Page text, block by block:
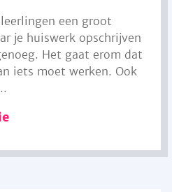
een groot
je huiswerk opschrijven
Het gaat erom dat
iets moet werken. Ook